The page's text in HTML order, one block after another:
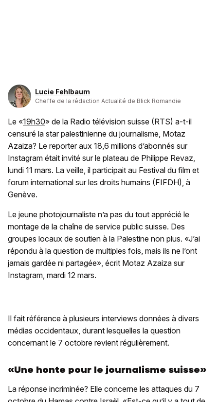
Lucie Fehlbaum
Cheffe de la rédaction Actualité de Blick Romandie
Le «19h30» de la Radio télévision suisse (RTS) a-t-il
censuré la star palestinienne du journalisme, Motaz
Azaiza? Le reporter aux 18,6 millions d’abonnés sur
Instagram était invité sur le plateau de Philippe Revaz,
lundi 11 mars. La veille, il participait au Festival du film et
forum international sur les droits humains (FIFDH), à
Genève.
Le jeune photojournaliste n’a pas du tout apprécié le
montage de la chaîne de service public suisse. Des
groupes locaux de soutien à la Palestine non plus. «J’ai
répondu à la question de multiples fois, mais ils ne l’ont
jamais gardée ni partagée», écrit Motaz Azaiza sur
Instagram, mardi 12 mars.
Il fait référence à plusieurs interviews données à divers
médias occidentaux, durant lesquelles la question
concernant le 7 octobre revient régulièrement.
«Une honte pour le journalisme suisse»
La réponse incriminée? Elle concerne les attaques du 7